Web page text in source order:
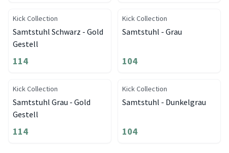
Kick Collection
Samtstuhl Schwarz - Gold
Gestell
114
Kick Collection
Samtstuhl - Grau
104
Kick Collection
Samtstuhl Grau - Gold
Gestell
114
Kick Collection
Samtstuhl - Dunkelgrau
104